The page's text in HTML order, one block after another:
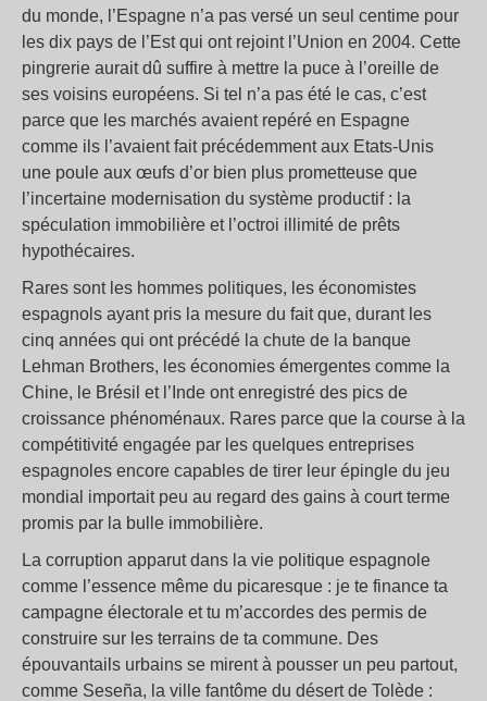
du monde, l’Espagne n’a pas versé un seul centime pour
les dix pays de l’Est qui ont rejoint l’Union en 2004. Cette
pingrerie aurait dû suffire à mettre la puce à l’oreille de
ses voisins européens. Si tel n’a pas été le cas, c’est
parce que les marchés avaient repéré en Espagne
comme ils l’avaient fait précédemment aux Etats-Unis
une poule aux œufs d’or bien plus prometteuse que
l’incertaine modernisation du système productif : la
spéculation immobilière et l’octroi illimité de prêts
hypothécaires.
Rares sont les hommes politiques, les économistes
espagnols ayant pris la mesure du fait que, durant les
cinq années qui ont précédé la chute de la banque
Lehman Brothers, les économies émergentes comme la
Chine, le Brésil et l’Inde ont enregistré des pics de
croissance phénoménaux. Rares parce que la course à la
compétitivité engagée par les quelques entreprises
espagnoles encore capables de tirer leur épingle du jeu
mondial importait peu au regard des gains à court terme
promis par la bulle immobilière.
La corruption apparut dans la vie politique espagnole
comme l’essence même du picaresque : je te finance ta
campagne électorale et tu m’accordes des permis de
construire sur les terrains de ta commune. Des
épouvantails urbains se mirent à pousser un peu partout,
comme Seseña, la ville fantôme du désert de Tolède :